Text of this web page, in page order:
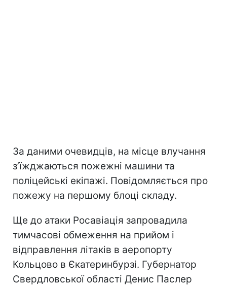
За даними очевидців, на місце влучання
зʼїжджаються пожежні машини та
поліцейські екіпажі. Повідомляється про
пожежу на першому блоці складу.
Ще до атаки Росавіація запровадила
тимчасові обмеження на прийом і
відправлення літаків в аеропорту
Кольцово в Єкатеринбурзі. Губернатор
Свердловської області Денис Паслер